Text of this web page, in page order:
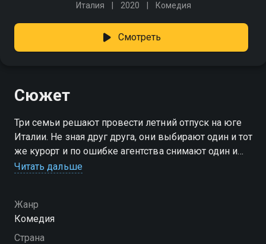
Италия 2020 Комедия
Смотреть
Сюжет
Три семьи решают провести летний отпуск на юге
Италии. Не зная друг друга, они выбирают один и тот
же курорт и по ошибке агентства снимают один и
тот же дом. Теперь им, несмотря на разное
одной крышей. И долгожданный отпуск
превращается в настоящий квест.
Читать дальше
Жанр
Комедия
Страна